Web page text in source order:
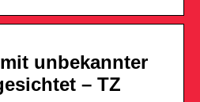
unbekannter
– TZ